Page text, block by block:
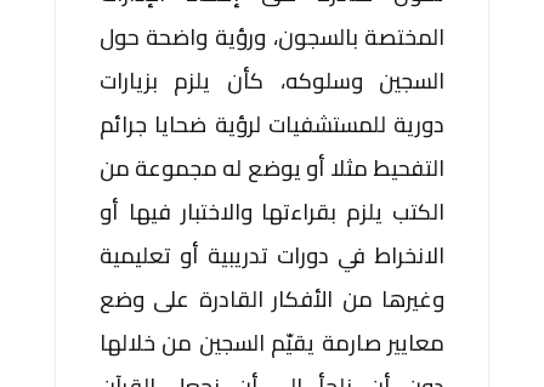
المختصة بالسجون، ورؤية واضحة حول
السجين وسلوكه، كأن يلزم بزيارات
دورية للمستشفيات لرؤية ضحايا جرائم
التفحيط مثلا أو يوضع له مجموعة من
الكتب يلزم بقراءتها والاختبار فيها أو
الانخراط في دورات تدريبية أو تعليمية
وغيرها من الأفكار القادرة على وضع
معايير صارمة يقيّم السجين من خلالها